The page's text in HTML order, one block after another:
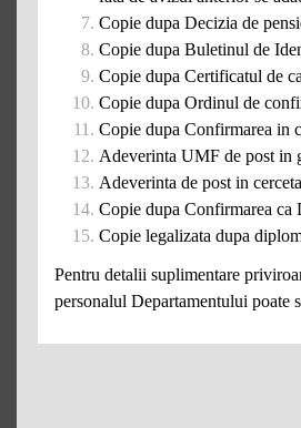
Copie dupa Decizia de
Copie dupa Buletinul de
Copie dupa Certificatul de
Copie dupa Ordinul de
Copie dupa Confirmarea in
Adeverinta UMF de post in
Adeverinta de post in
Copie dupa Confirmarea ca
Copie legalizata dupa
Pentru detalii suplimentare
personalul Departamentului poate